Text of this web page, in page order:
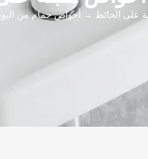
على الحائط → أحواض حمام من